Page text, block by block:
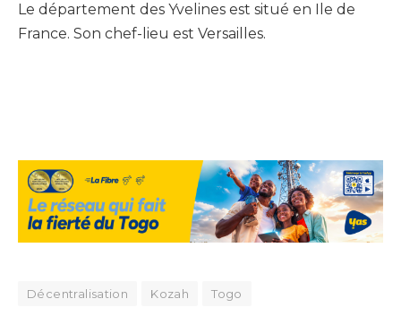
Le département des Yvelines est situé en Ile de
France. Son chef-lieu est Versailles.
Décentralisation Kozah Togo